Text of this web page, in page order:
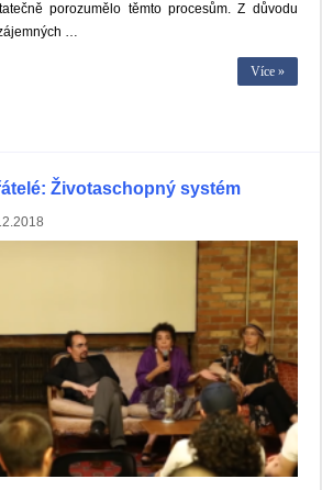
porozumělo těmto procesům. Z důvodu
…
Více »
Životaschopný systém